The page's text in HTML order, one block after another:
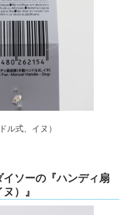
ル式、イヌ）
ソーの『ハンディ扇
）』